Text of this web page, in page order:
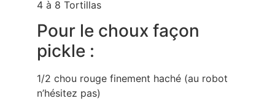
4 à 8 Tortillas
Pour le choux façon
pickle :
1/2 chou rouge finement haché (au robot
n’hésitez pas)